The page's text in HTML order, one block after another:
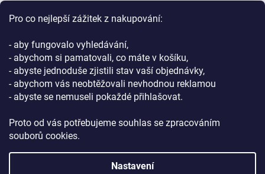
Pro co nejlepší zážitek z nakupování:
- aby fungovalo vyhledávání,
- abychom si pamatovali, co máte v košíku,
- abyste jednoduše zjistili stav vaší objednávky,
- abychom vás neobtěžovali nevhodnou reklamou
- abyste se nemuseli pokaždé přihlašovat.
Proto od vás potřebujeme souhlas se zpracováním
souborů cookies.
Nastavení
Reklamace a Vrácení
Obchodní podmínky
Podmínky ochrany osobních údajů